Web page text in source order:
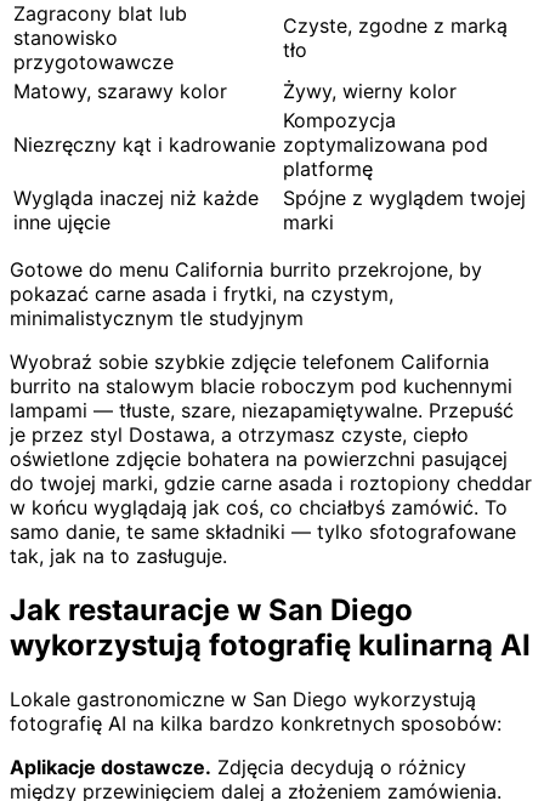
Zagracony blat lub
stanowisko
przygotowawcze
Czyste, zgodne z marką
tło
Matowy, szarawy kolor
Żywy, wierny kolor
Niezręczny kąt i kadrowanie
Kompozycja
zoptymalizowana pod
platformę
Wygląda inaczej niż każde
inne ujęcie
Spójne z wyglądem twojej
marki
Gotowe do menu California burrito przekrojone, by
pokazać carne asada i frytki, na czystym,
minimalistycznym tle studyjnym
Wyobraź sobie szybkie zdjęcie telefonem California
burrito na stalowym blacie roboczym pod kuchennymi
lampami — tłuste, szare, niezapamiętywalne. Przepuść
je przez styl Dostawa, a otrzymasz czyste, ciepło
oświetlone zdjęcie bohatera na powierzchni pasującej
do twojej marki, gdzie carne asada i roztopiony cheddar
w końcu wyglądają jak coś, co chciałbyś zamówić. To
samo danie, te same składniki — tylko sfotografowane
tak, jak na to zasługuje.
Jak restauracje w San Diego
wykorzystują fotografię kulinarną AI
Lokale gastronomiczne w San Diego wykorzystują
fotografię AI na kilka bardzo konkretnych sposobów:
Aplikacje dostawcze. Zdjęcia decydują o różnicy
między przewinięciem dalej a złożeniem zamówienia.